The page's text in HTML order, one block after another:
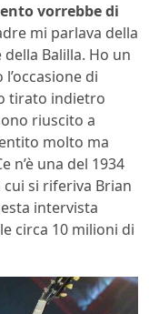
vorrebbe di
mi parlava della
Balilla. Ho un
di
tirato indietro
riuscito a
molto ma
n’è una del 1934
cui si riferiva Brian
intervista
circa 10 milioni di